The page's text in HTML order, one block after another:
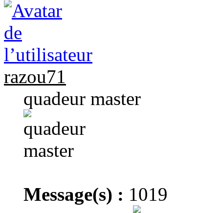
razou71
quadeur master
Message(s) : 1019